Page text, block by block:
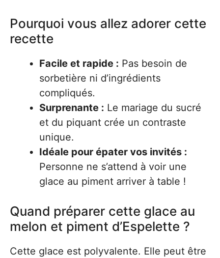
Pourquoi vous allez adorer cette
recette
Facile et rapide : Pas besoin de
sorbetière ni d’ingrédients
compliqués.
Surprenante : Le mariage du sucré
et du piquant crée un contraste
unique.
Idéale pour épater vos invités :
Personne ne s’attend à voir une
glace au piment arriver à table !
Quand préparer cette glace au
melon et piment d’Espelette ?
Cette glace est polyvalente. Elle peut être